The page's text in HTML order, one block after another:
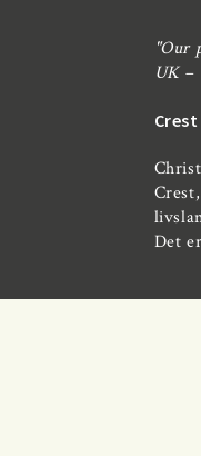
"Our
UK –
Det